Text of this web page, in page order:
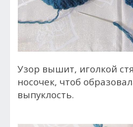
Узор вышит, иголкой
носочек, чтоб
выпуклость.